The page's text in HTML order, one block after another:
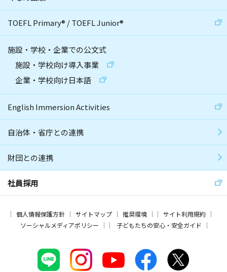
TOEFL Primary® /TOEFL Junior®
施設・学校・企業での公文式
施設・学校向け導入事業
企業・学校向け日本語
English Immersion Activities
自治体・省庁との連携
財団との連携
社員採用
個人情報保護方針 サイトマップ 推奨環境
サイト利用規約
ソーシャルメディアポリシー
子どもたちの安心・安全ガイド